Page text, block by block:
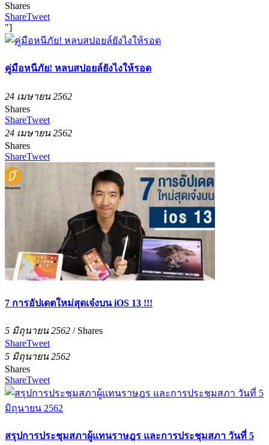
Shares
ShareTweet
"]
คู่มือหนีภัย! หลบสปอยล์ยังไงให้รอด
24 เมษายน 2562
Shares
ShareTweet
24 เมษายน 2562
Shares
ShareTweet
7 การอัปเดตใหม่สุดเจ๋งบน iOS 13 !!!
5 มิถุนายน 2562 / Shares
ShareTweet
5 มิถุนายน 2562
Shares
ShareTweet
สรุปการประชุมสภาผู้แทนราษฎร และการประชุมสภา วันที่ 5